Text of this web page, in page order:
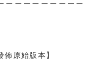
佈原始版本】